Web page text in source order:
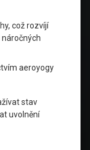
což rozvíjí
aeroyogy
stav
uvolnění